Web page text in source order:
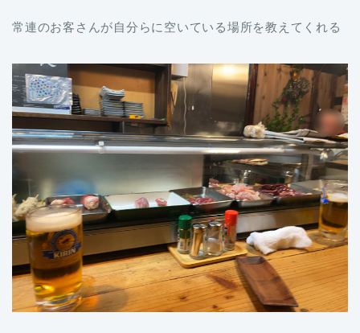
常連のお客さんが自分らに空いている場所を教えてくれる